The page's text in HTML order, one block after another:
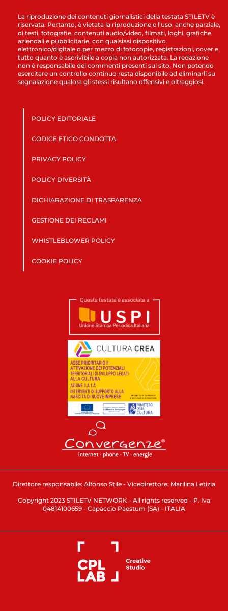
La riproduzione dei contenuti giornalistici della testata STILETV è
riservata. Pertanto, è vietata la riproduzione e l’uso, anche parziale,
di testi, fotografie, contenuti audio/video, filmati, loghi, grafiche
aziendali e pubblicitarie, con qualsiasi dispositivo
elettronico/digitale o per mezzo di fotocopie, registrazioni, cover e
tutto quanto è ascrivibile a copia non autorizzata. La redazione
non è responsabile dei commenti presenti sul sito. Non potendo
esercitare un controllo continuo resta disponibile ad eliminarli su
segnalazione qualora gli stessi risultano offensivi e oltraggiosi.
POLICY EDITORIALE
CODICE ETICO CONDOTTA
PRIVACY POLICY
POLICY DIVERSITÀ
DICHIARAZIONE DI TRASPARENZA
GESTIONE DEI RECLAMI
WHISTLEBLOWER POLICY
COOKIE POLICY
Direttore responsabile: Alfonso Stile - Vicedirettore: Marilina Letizia
Copyright 2023 STILETV NETWORK - All rights reserved - P. Iva
04814100659 - Capaccio Paestum (SA) - ITALIA